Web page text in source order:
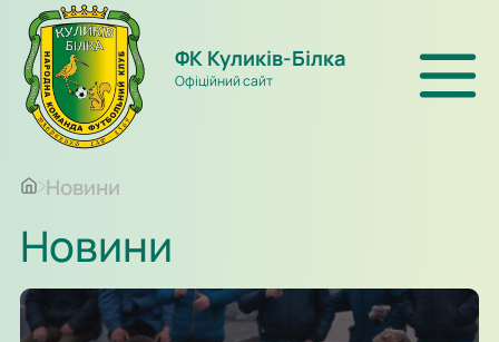
ФК Куликів-Білка
Офіційний сайт
Новини
Новини